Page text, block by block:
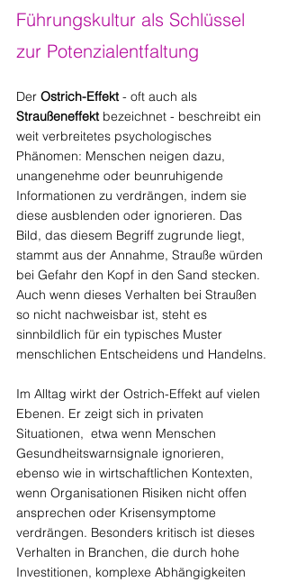
Führungskultur als Schlüssel
zur Potenzialentfaltung
Der Ostrich-Effekt - oft auch als
Straußeneffekt bezeichnet - beschreibt ein
weit verbreitetes psychologisches
Phänomen: Menschen neigen dazu,
unangenehme oder beunruhigende
Informationen zu verdrängen, indem sie
diese ausblenden oder ignorieren. Das
Bild, das diesem Begriff zugrunde liegt,
stammt aus der Annahme, Strauße würden
bei Gefahr den Kopf in den Sand stecken.
Auch wenn dieses Verhalten bei Straußen
so nicht nachweisbar ist, steht es
sinnbildlich für ein typisches Muster
menschlichen Entscheidens und Handelns.
Im Alltag wirkt der Ostrich-Effekt auf vielen
Ebenen. Er zeigt sich in privaten
Situationen,  etwa wenn Menschen
Gesundheitswarnsignale ignorieren,
ebenso wie in wirtschaftlichen Kontexten,
wenn Organisationen Risiken nicht offen
ansprechen oder Krisensymptome
verdrängen. Besonders kritisch ist dieses
Verhalten in Branchen, die durch hohe
Investitionen, komplexe Abhängigkeiten